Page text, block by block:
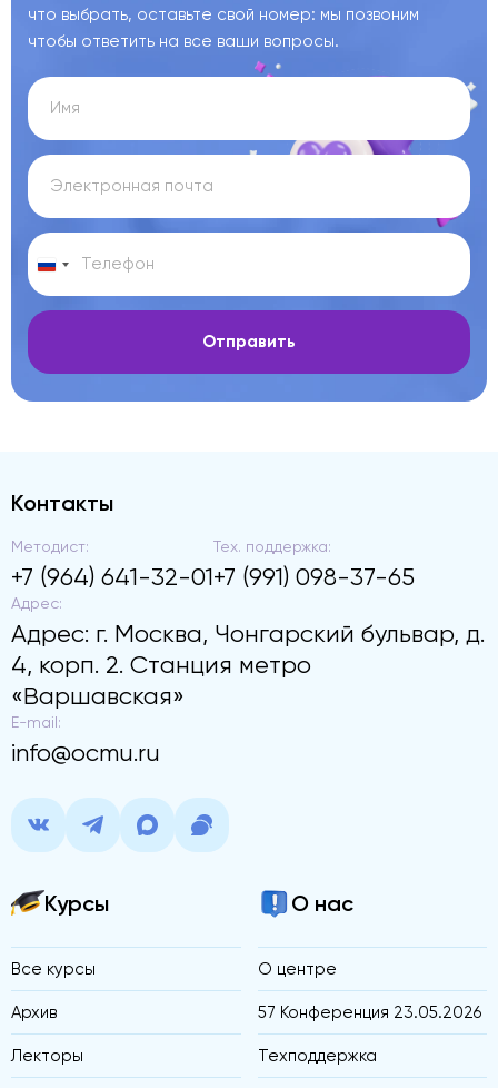
что выбрать, оставьте свой номер: мы позвоним
чтобы ответить на все ваши вопросы.
Отправить
Контакты
Методист:
+7 (964) 641-32-01
Тех. поддержка:
+7 (991) 098-37-65
Адрес:
Адрес: г. Москва, Чонгарский бульвар, д.
4, корп. 2. Станция метро
«Варшавская»
E-mail:
info@ocmu.ru
Курсы
Все курсы
Архив
Лекторы
О нас
О центре
57 Конференция 23.05.2026
Техподдержка